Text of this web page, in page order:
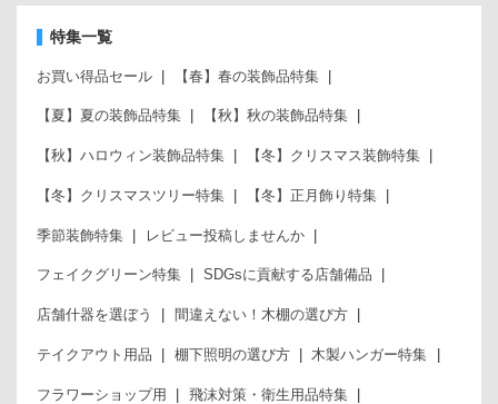
特集一覧
お買い得品セール 【春】春の装飾品特集
【夏】夏の装飾品特集 【秋】秋の装飾品特集
【秋】ハロウィン装飾品特集 【冬】クリスマス装飾特集
【冬】クリスマスツリー特集 【冬】正月飾り特集
季節装飾特集 レビュー投稿しませんか
フェイクグリーン特集 SDGsに貢献する店舗備品
店舗什器を選ぼう 間違えない！木棚の選び方
テイクアウト用品 棚下照明の選び方 木製ハンガー特集
フラワーショップ用 飛沫対策・衛生用品特集